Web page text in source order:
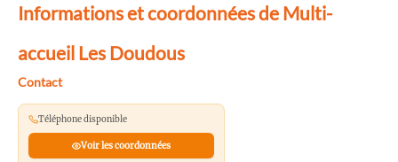
Informations et coordonnées de Multi-
accueil Les Doudous
Contact
Téléphone disponible
Voir les coordonnées